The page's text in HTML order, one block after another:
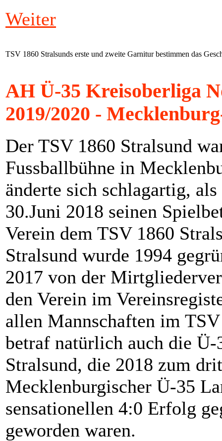
Weiter
TSV 1860 Stralsunds erste und zweite Garnitur bestimmen das
AH Ü-35 Kreisoberliga
2019/2020 -
Der TSV 1860 Stralsund
Fussballbühne in
änderte sich schlagartig,
30.Juni 2018 seinen
Verein dem TSV 1860
Stralsund wurde 1994
2017 von der
den Verein im
allen Mannschaften im
betraf natürlich auch die
Stralsund, die 2018 zum
Mecklenburgischer Ü-35
sensationellen 4:0 Erfolg
geworden waren.